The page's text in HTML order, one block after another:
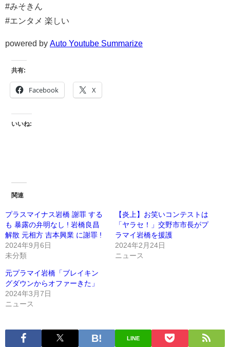
#みそきん
#エンタメ 楽しい
powered by Auto Youtube Summarize
共有:
Facebook X
いいね:
関連
プラスマイナス岩橋 謝罪 する
も 暴露の弁明なし ! 岩橋良昌
解散 元相方 吉本興業 に謝罪 !
2024年9月6日
未分類
【炎上】お笑いコンテストは
「ヤラセ！」交野市市長がプ
ラマイ岩橋を援護
2024年2月24日
ニュース
元プラマイ岩橋「ブレイキン
グダウンからオファーきた」
2024年3月7日
ニュース
LINE